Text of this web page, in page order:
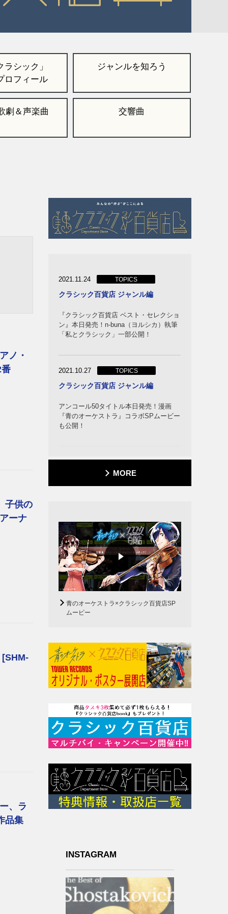
ラシック」
ロフィール
ジャンルを知ろう
劇＆声楽曲 交響曲
ノ・
子供の
ーナ
[SHM-
、ラ
品集
2021.11.24 TOPICS
クラシック百貨店 ジャンル編
『クラシック百貨店 ベスト・セレクショ
ン』本日発売！n-buna（ヨルシカ）執筆
「私とクラシック」一部公開！
2021.10.27 TOPICS
クラシック百貨店 ジャンル編
アンコール50タイトル本日発売！漫画
『青のオーケストラ』コラボSPムービー
も公開！
MORE
青のオーケストラ×クラシック百貨店SP
ムービー
INSTAGRAM